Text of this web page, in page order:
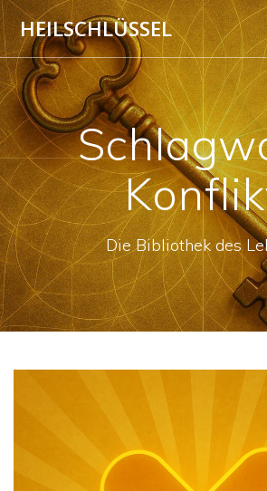
Skip
to
content
HEILSCHLÜSSEL
Die Bibliothek des